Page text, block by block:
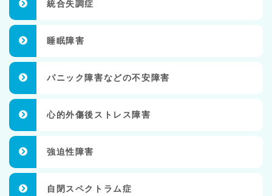
統合失調症
睡眠障害
パニック障害などの不安障害
心的外傷後ストレス障害
強迫性障害
自閉スペクトラム症